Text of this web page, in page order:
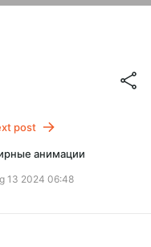
post
анимации
13 2024 06:48